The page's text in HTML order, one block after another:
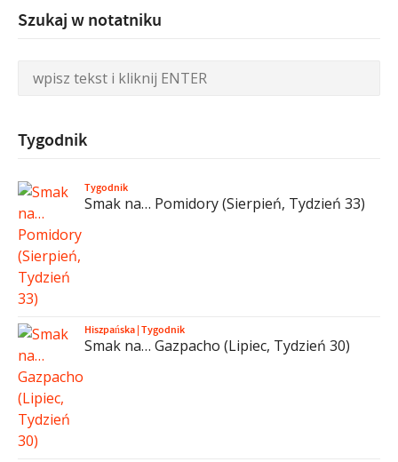
Szukaj w notatniku
Tygodnik
Tygodnik
Smak na… Pomidory (Sierpień, Tydzień 33)
Hiszpańska|Tygodnik
Smak na… Gazpacho (Lipiec, Tydzień 30)